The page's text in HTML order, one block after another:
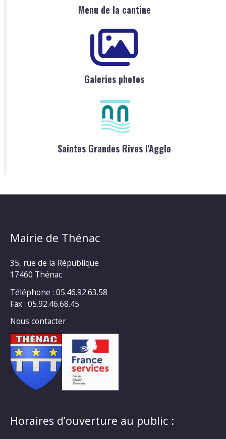
Menu de la cantine
Galeries photos
Saintes Grandes Rives l'Agglo
Mairie de Thénac
35, rue de la République
17460 Thénac
Téléphone : 05.46.92.63.58
Fax : 05.92.46.68.45
Nous contacter
Horaires d’ouverture au public :